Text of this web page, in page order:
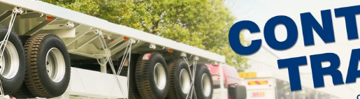
Русский язык
Español
Português